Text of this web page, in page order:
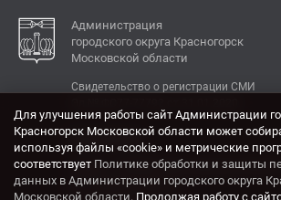
Администрация
городского округа Красногорск
Московской области
Свидетельство о регистрации СМИ
КОНТАКТЫ
Адрес: 143404, Московская
ул. Ленина, дом 4.
Для улучшения работы сайт Администрации
Красногорск Московской области может
используя файлы «cookie» и метрические
соответствует Политике обработки и защиты
данных в Администрации городского округа
Московской области. Продолжая работу с